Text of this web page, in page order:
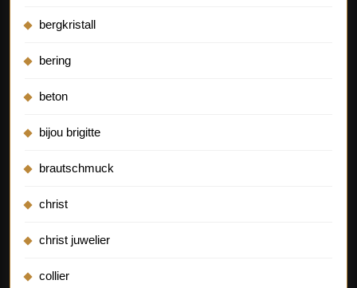
bergkristall
bering
beton
bijou brigitte
brautschmuck
christ
christ juwelier
collier